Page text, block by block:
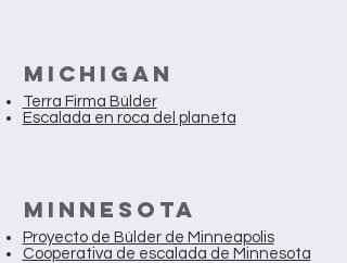
MICHIGAN
Terra Firma Búlder
Escalada en roca del planeta
MINNESOTA
Proyecto de Búlder de Minneapolis
Cooperativa de escalada de Minnesota